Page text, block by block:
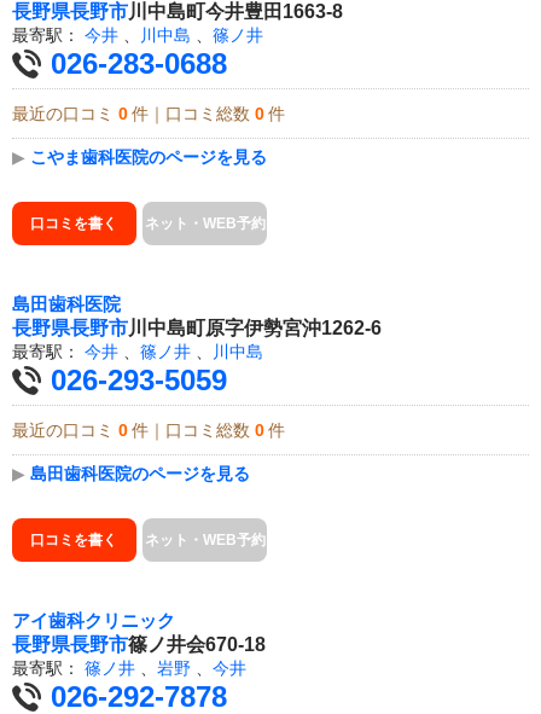
長野県長野市川中島町今井豊田1663-8
最寄駅： 今井 、 川中島 、 篠ノ井
026-283-0688
最近の口コミ 0 件｜口コミ総数 0 件
▶ こやま歯科医院のページを見る
口コミを書く ネット・WEB予約
島田歯科医院
長野県長野市川中島町原字伊勢宮沖1262-6
最寄駅： 今井 篠ノ井 川中島
026-293-5059
最近の口コミ 0 件｜口コミ総数 0 件
▶ 島田歯科医院のページを見る
口コミを書く ネット・WEB予約
アイ歯科クリニック
長野県長野市篠ノ井会670-18
最寄駅： 篠ノ井 岩野 今井
026-292-7878